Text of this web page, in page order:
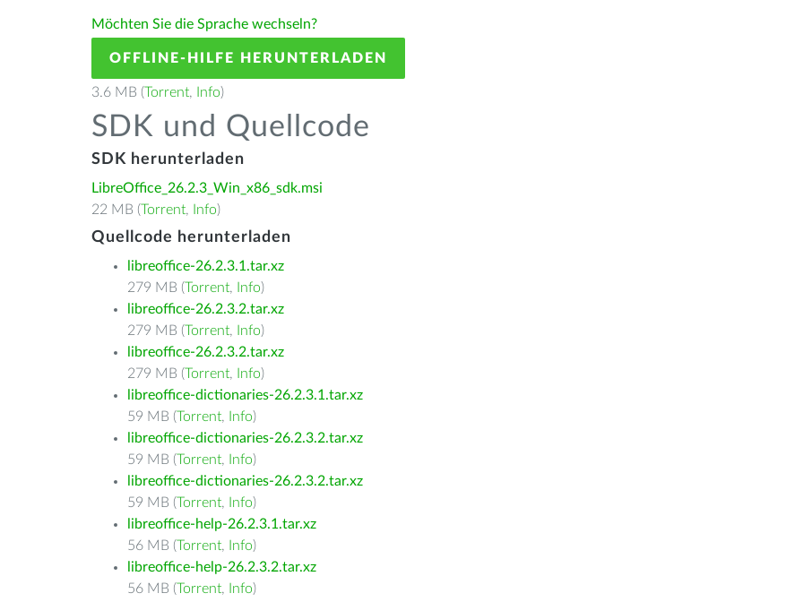
Möchten Sie die Sprache wechseln?
OFFLINE-HILFE HERUNTERLADEN
3.6 MB (Torrent, Info)
SDK und Quellcode
SDK herunterladen
LibreOffice_26.2.3_Win_x86_sdk.msi
22 MB (Torrent, Info)
Quellcode herunterladen
libreoffice-26.2.3.1.tar.xz
279 MB (Torrent, Info)
libreoffice-26.2.3.2.tar.xz
279 MB (Torrent, Info)
libreoffice-26.2.3.2.tar.xz
279 MB (Torrent, Info)
libreoffice-dictionaries-26.2.3.1.tar.xz
59 MB (Torrent, Info)
libreoffice-dictionaries-26.2.3.2.tar.xz
59 MB (Torrent, Info)
libreoffice-dictionaries-26.2.3.2.tar.xz
59 MB (Torrent, Info)
libreoffice-help-26.2.3.1.tar.xz
56 MB (Torrent, Info)
libreoffice-help-26.2.3.2.tar.xz
56 MB (Torrent, Info)